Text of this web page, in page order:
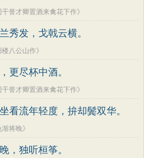
荀子 孟子
管子 说苑 列子
夕节 中秋节
织经 菜根谭
红楼梦
战国策 后汉书
淮南子
浒传
围炉夜话
卢纶 秦观 钱起
方干 李峤 赵嘏
张说
孟浩然 柳宗元
杨万里 诸葛亮
范仲淹
几道
致远 皮日休
誉才卿置酒来禽花下作》
秀发，戈戟云横。
八公山作》
更尽杯中酒。
誉才卿置酒来禽花下作》
看流年轻度，拚却鬓双华。
将晚》
，独听桓筝。